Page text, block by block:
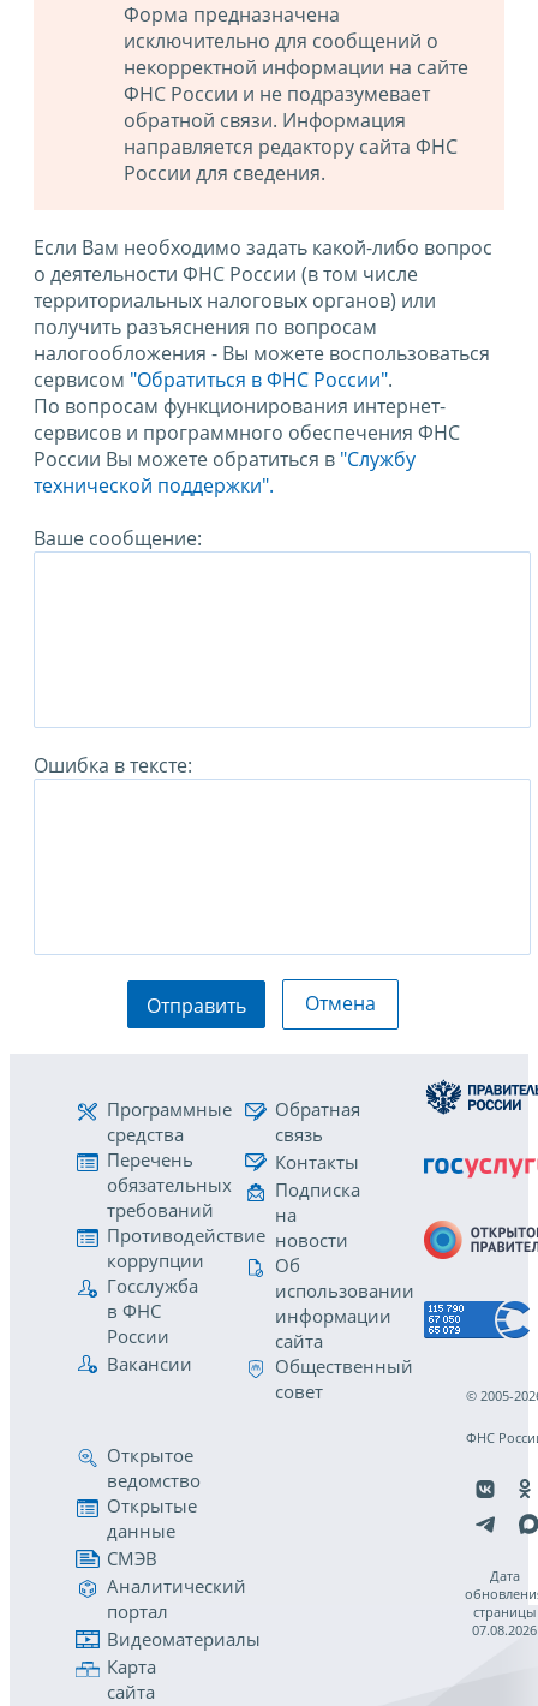
Форма предназначена
исключительно для сообщений о
некорректной информации на сайте
ФНС России и не подразумевает
обратной связи. Информация
направляется редактору сайта ФНС
России для сведения.
Если Вам необходимо задать какой-либо вопрос
о деятельности ФНС России (в том числе
территориальных налоговых органов) или
получить разъяснения по вопросам
налогообложения - Вы можете воспользоваться
сервисом "Обратиться в ФНС России".
По вопросам функционирования интернет-
сервисов и программного обеспечения ФНС
России Вы можете обратиться в "Службу
технической поддержки".
Ваше сообщение:
Ошибка в тексте:
Отправить Отмена
Программные
средства
Перечень
обязательных
требований
Противодействие
коррупции
Госслужба
в ФНС
России
Вакансии
Обратная
связь
Контакты
Подписка
на
новости
Об
использовании
информации
сайта
Общественный
совет
Открытое
ведомство
Открытые
данные
СМЭВ
Аналитический
портал
Видеоматериалы
Карта
сайта
© 2005-
ФНС
Дата
страницы
07.08.2026